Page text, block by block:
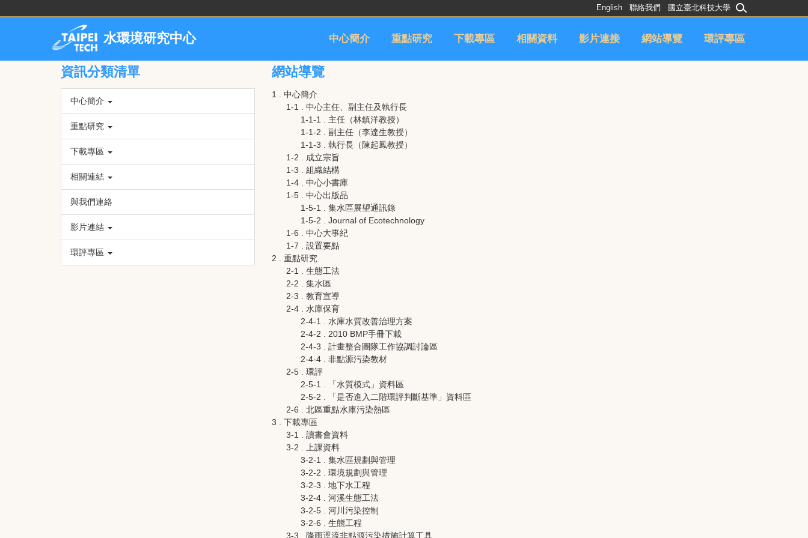
內
水環境研究中心 中心簡介 重點研究 下載專區 相關資料 影片連接 網站導覽 環評專區
English 聯絡我們 國立臺北科技大學
資訊分類清單
中心簡介
重點研究
下載專區
相關連結
與我們連絡
影片連結
環評專區
網站導覽
1 . 中心簡介
1-1 . 中心主任、副主任及執行長
1-1-1 . 主任（林鎮洋教授）
1-1-2 . 副主任（李達生教授）
1-1-3 . 執行長（陳起鳳教授）
1-2 . 成立宗旨
1-3 . 組織結構
1-4 . 中心小書庫
1-5 . 中心出版品
1-5-1 . 集水區展望通訊錄
1-5-2 . Journal of Ecotechnology
1-6 . 中心大事紀
1-7 . 設置要點
2 . 重點研究
2-1 . 生態工法
2-2 . 集水區
2-3 . 教育宣導
2-4 . 水庫保育
2-4-1 . 水庫水質改善治理方案
2-4-2 . 2010 BMP手冊下載
2-4-3 . 計畫整合團隊工作協調討論區
2-4-4 . 非點源污染教材
2-5 . 環評
2-5-1 . 「水質模式」資料區
2-5-2 . 「是否進入二階環評判斷基準」資料區
2-6 . 北區重點水庫污染熱區
3 . 下載專區
3-1 . 讀書會資料
3-2 . 上課資料
3-2-1 . 集水區規劃與管理
3-2-2 . 環境規劃與管理
3-2-3 . 地下水工程
3-2-4 . 河溪生態工法
3-2-5 . 河川污染控制
3-2-6 . 生態工程
3-3 . 降雨逕流非點源污染措施計算工具